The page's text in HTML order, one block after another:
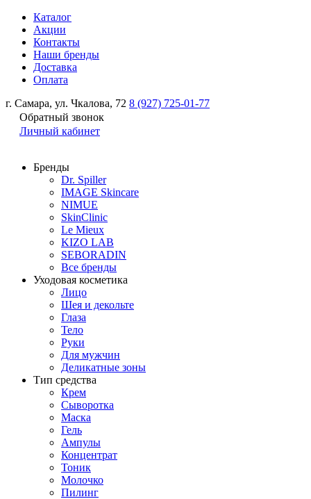
Каталог
Акции
Контакты
Наши бренды
Доставка
Оплата
г. Самара, ул. Чкалова, 72 8 (927) 725-01-77
Обратный звонок
Личный кабинет
Бренды
Dr. Spiller
IMAGE Skincare
NIMUE
SkinClinic
Le Mieux
KIZO LAB
SEBORADIN
Все бренды
Уходовая косметика
Лицо
Шея и декольте
Глаза
Тело
Руки
Для мужчин
Деликатные зоны
Тип средства
Крем
Сыворотка
Маска
Гель
Ампулы
Концентрат
Тоник
Молочко
Пилинг